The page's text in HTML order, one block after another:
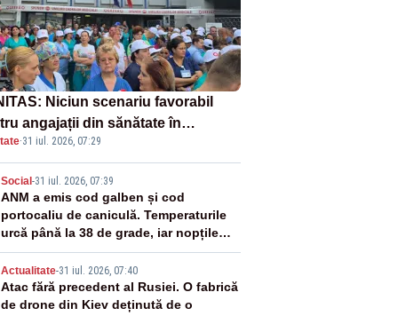
Niciun scenariu favorabil
angajații din sănătate în
Legii salarizării
·31 iul. 2026, 07:29
Social -31 iul. 2026, 07:39
ANM a emis cod galben și cod
portocaliu de caniculă. Temperaturile
urcă până la 38 de grade, iar nopțile
devin tropicale
Actualitate-31 iul. 2026, 07:40
Atac fără precedent al Rusiei. O fabrică
de drone din Kiev deținută de o